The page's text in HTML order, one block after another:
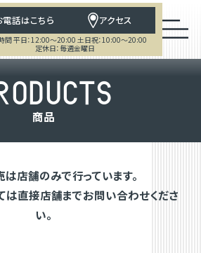
電話はこちら アクセス
間 平日：12:00～20:00 土日祝：10:00～20:00
定休日：毎週金曜日
ODUCTS
商品
店舗のみで行っています。
は直接店舗までお問い合わせくださ
い。